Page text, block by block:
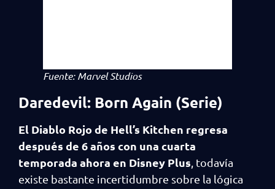
Fuente: Marvel Studios
Daredevil: Born Again (Serie)
El Diablo Rojo de Hell’s Kitchen regresa
después de 6 años con una cuarta
temporada ahora en Disney Plus, todavía
existe bastante incertidumbre sobre la lógica